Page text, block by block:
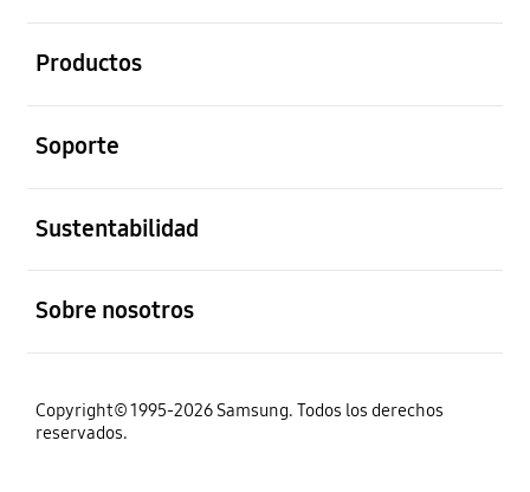
Productos
Soporte
Sustentabilidad
Sobre nosotros
Copyright© 1995-2026 Samsung. Todos los derechos
reservados.